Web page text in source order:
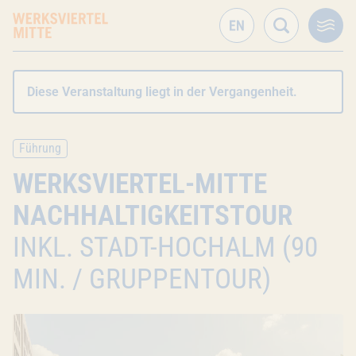
Diese Veranstaltung liegt in der Vergangenheit.
Führung
WERKSVIERTEL-MITTE
NACHHALTIGKEITSTOUR
INKL. STADT-HOCHALM (90
MIN. / GRUPPENTOUR)